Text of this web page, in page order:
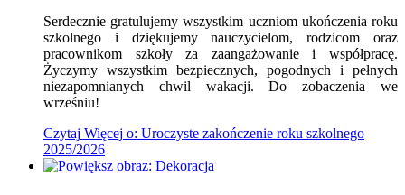
Serdecznie gratulujemy wszystkim uczniom ukończenia roku
szkolnego i dziękujemy nauczycielom, rodzicom oraz
pracownikom szkoły za zaangażowanie i współpracę.
Życzymy wszystkim bezpiecznych, pogodnych i pełnych
niezapomnianych chwil wakacji. Do zobaczenia we
wrześniu!
Czytaj Więcej o: Uroczyste zakończenie roku szkolnego
2025/2026